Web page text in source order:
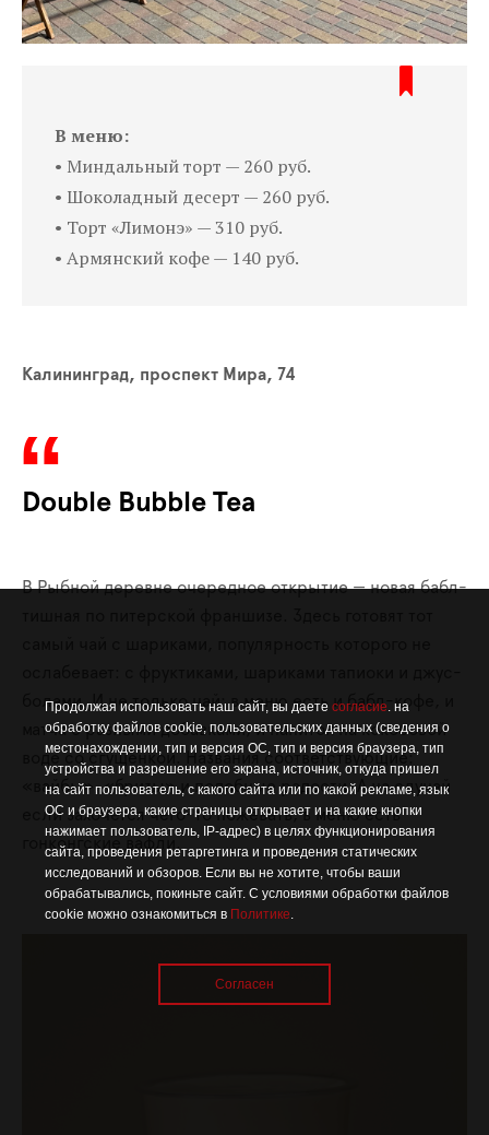
Продолжая использовать наш сайт, вы даете согласие. на
обработку файлов cookie, пользовательских данных (сведения о
местонахождении, тип и версия ОС, тип и версия браузера, тип
устройства и разрешение его экрана, источник, откуда пришел
на сайт пользователь, с какого сайта или по какой рекламе, язык
ОС и браузера, какие страницы открывает и на какие кнопки
нажимает пользователь, IP-адрес) в целях функционирования
сайта, проведения ретаргетинга и проведения статических
исследований и обзоров. Если вы не хотите, чтобы ваши
обрабатывались, покиньте сайт. С условиями обработки файлов
cookie можно ознакомиться в Политике.
Согласен
В меню:
• Миндальный торт — 260 руб.
• Шоколадный десерт — 260 руб.
• Торт «Лимонэ» — 310 руб.
• Армянский кофе — 140 руб.
Калининград, проспект Мира, 74
Double Bubble Tea
В Рыбной деревне очередное открытие — новая бабл-
болами. И не только чай: в меню есть и бабл-кофе, и
матча с разными добавками, и напиток на кокосовой
воде со сгущёнкой. Названия соответствующие:
«вайбы», «бризы» и подобные радости. А на случай
если захочется чего-то пожевать, в меню есть
гонконгские вафли.